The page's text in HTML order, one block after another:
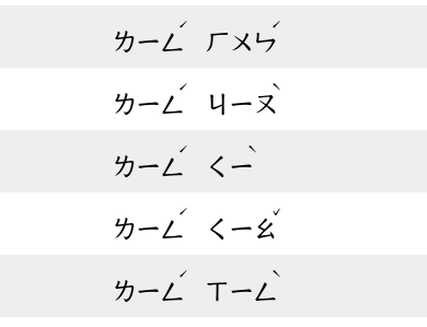
ㄌㄧㄥ
ˊ
ㄏㄨㄣ
ˊ
ㄌㄧㄥ
ˊ
ㄐㄧㄡ
ˋ
ㄌㄧㄥ
ˊ
ㄑㄧ
ˋ
ㄌㄧㄥ
ˊ
ㄑㄧㄠ
ˇ
ㄌㄧㄥ
ˊ
ㄒㄧㄥ
ˋ